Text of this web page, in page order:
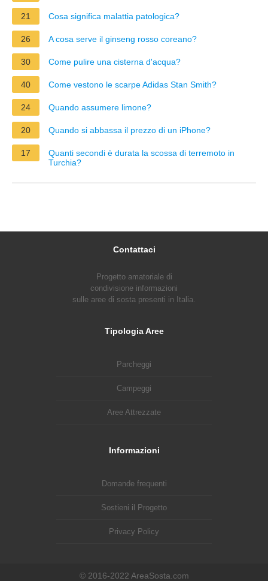
21 Cosa significa malattia patologica?
26 A cosa serve il ginseng rosso coreano?
30 Come pulire una cisterna d'acqua?
40 Come vestono le scarpe Adidas Stan Smith?
24 Quando assumere limone?
20 Quando si abbassa il prezzo di un iPhone?
17
Quanti secondi è durata la scossa di terremoto in
Turchia?
Contattaci
Progetto amatoriale di
condivisione informazioni
sulle aree di sosta presenti in Italia.
Tipologia Aree
Parcheggi
Campeggi
Aree Attrezzate
Informazioni
Domande frequenti
Sostieni il Progetto
Privacy Policy
© 2016-2022 AreaSosta.com